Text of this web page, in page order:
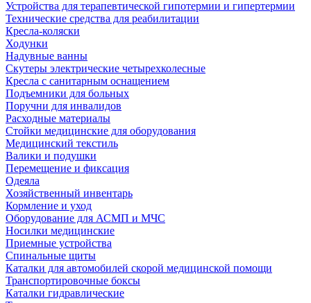
Устройства для терапевтической гипотермии и гипертермии
Технические средства для реабилитации
Кресла-коляски
Ходунки
Надувные ванны
Скутеры электрические четырехколесные
Кресла с санитарным оснащением
Подъемники для больных
Поручни для инвалидов
Расходные материалы
Стойки медицинские для оборудования
Медицинский текстиль
Валики и подушки
Перемещение и фиксация
Одеяла
Хозяйственный инвентарь
Кормление и уход
Оборудование для АСМП и МЧС
Носилки медицинские
Приемные устройства
Спинальные щиты
Каталки для автомобилей скорой медицинской помощи
Транспортировочные боксы
Каталки гидравлические